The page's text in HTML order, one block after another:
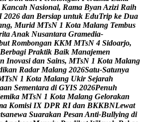
Kancah Nasional, Rama Byan Azizi Raih
2026 dan Bersiap untuk EduTrip ke Dua
ng, Murid MTsN 1 Kota Malang Tembus
itaAnak Nusantara Gramedia-
ut Rombongan KKM MTsN 4 Sidoarjo,
Berbagi Praktik Baik Manajemen
n Inovasi dan Sains, MTsN 1 Kota Malang
ikan Radar Malang 2026Satu-Satunya
TsN 1 Kota Malang Ukir Sejarah
aan Sementara di GYIS 2026Penuh
emika MTsN 1 Kota Malang Gelorakan
a Komisi IX DPR RI dan BKKBNLewat
tsanewa Suarakan Pesan Anti-Bullying di